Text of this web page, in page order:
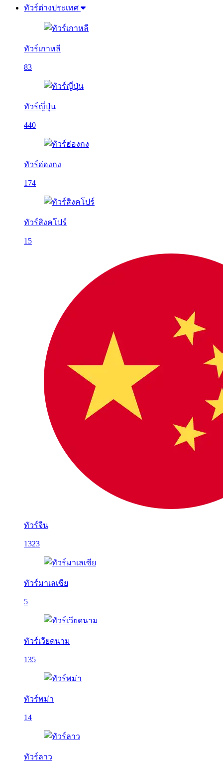
ทัวร์ต่างประเทศ
ทัวร์เกาหลี
83
ทัวร์ญี่ปุ่น
440
ทัวร์ฮ่องกง
174
ทัวร์สิงคโปร์
15
ทัวร์จีน
1323
ทัวร์มาเลเซีย
5
ทัวร์เวียดนาม
135
ทัวร์พม่า
14
ทัวร์ลาว